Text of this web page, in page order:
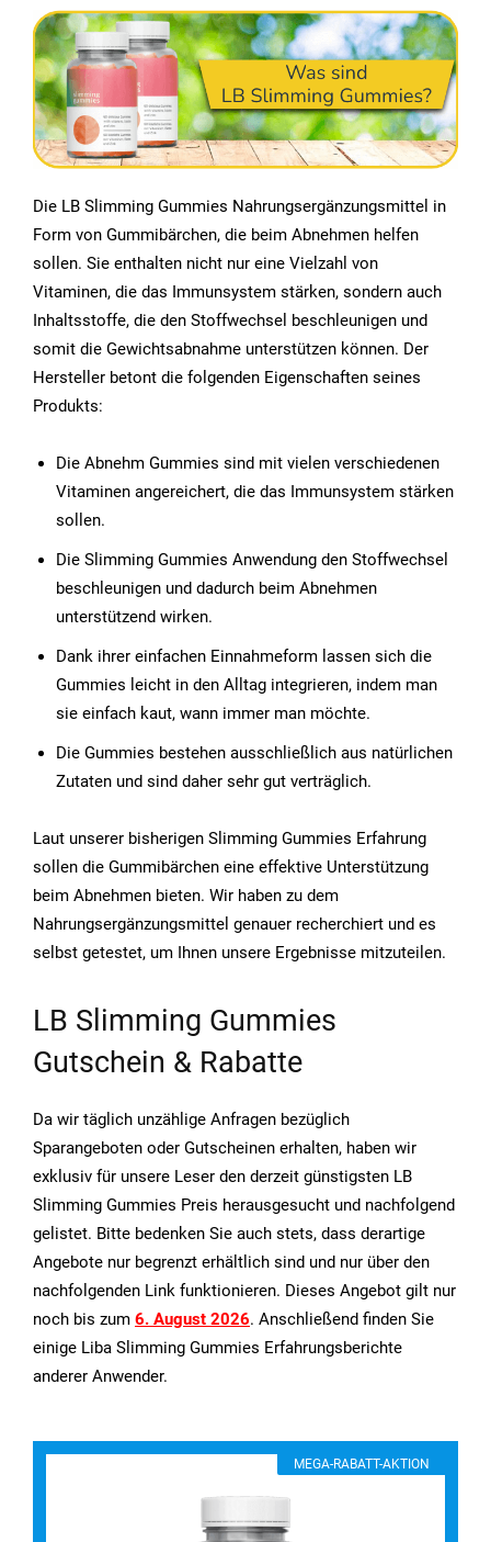
Die LB Slimming Gummies Nahrungsergänzungsmittel in
Form von Gummibärchen, die beim Abnehmen helfen
sollen. Sie enthalten nicht nur eine Vielzahl von
Vitaminen, die das Immunsystem stärken, sondern auch
Inhaltsstoffe, die den Stoffwechsel beschleunigen und
somit die Gewichtsabnahme unterstützen können. Der
Hersteller betont die folgenden Eigenschaften seines
Produkts:
Die Abnehm Gummies sind mit vielen verschiedenen
Vitaminen angereichert, die das Immunsystem stärken
sollen.
Die Slimming Gummies Anwendung den Stoffwechsel
beschleunigen und dadurch beim Abnehmen
unterstützend wirken.
Dank ihrer einfachen Einnahmeform lassen sich die
Gummies leicht in den Alltag integrieren, indem man
sie einfach kaut, wann immer man möchte.
Die Gummies bestehen ausschließlich aus natürlichen
Zutaten und sind daher sehr gut verträglich.
Laut unserer bisherigen Slimming Gummies Erfahrung
sollen die Gummibärchen eine effektive Unterstützung
beim Abnehmen bieten. Wir haben zu dem
Nahrungsergänzungsmittel genauer recherchiert und es
selbst getestet, um Ihnen unsere Ergebnisse mitzuteilen.
LB Slimming Gummies
Gutschein & Rabatte
Da wir täglich unzählige Anfragen bezüglich
Sparangeboten oder Gutscheinen erhalten, haben wir
exklusiv für unsere Leser den derzeit günstigsten LB
Slimming Gummies Preis herausgesucht und nachfolgend
gelistet. Bitte bedenken Sie auch stets, dass derartige
Angebote nur begrenzt erhältlich sind und nur über den
nachfolgenden Link funktionieren. Dieses Angebot gilt nur
noch bis zum 6. August 2026. Anschließend finden Sie
einige Liba Slimming Gummies Erfahrungsberichte
anderer Anwender.
MEGA-RABATT-AKTION